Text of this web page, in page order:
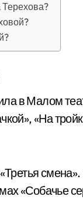
Терехова?
в Малом
«На
«Собачье